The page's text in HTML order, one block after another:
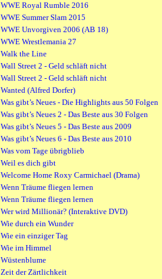
WWE Royal Rumble 2016
WWE Summer Slam 2015
WWE Unvorgiven 2006 (AB 18)
WWE Wrestlemania 27
Walk the Line
Wall Street 2 - Geld schläft nicht
Wall Street 2 - Geld schläft nicht
Wanted (Alfred Dorfer)
Was gibt’s Neues - Die Highlights aus 50 Folgen
Was gibt’s Neues 2 - Das Beste aus 30 Folgen
Was gibt’s Neues 5 - Das Beste aus 2009
Was gibt’s Neues 6 - Das Beste aus 2010
Was vom Tage übrigblieb
Weil es dich gibt
Welcome Home Roxy Carmichael (Drama)
Wenn Träume fliegen lernen
Wenn Träume fliegen lernen
Wer wird Millionär? (Interaktive DVD)
Wie durch ein Wunder
Wie ein einziger Tag
Wie im Himmel
Wüstenblume
Zeit der Zärtlichkeit